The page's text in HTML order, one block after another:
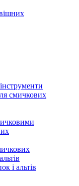
смичкових
і альтів